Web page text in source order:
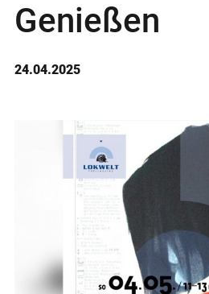
Genießen
24.04.2025